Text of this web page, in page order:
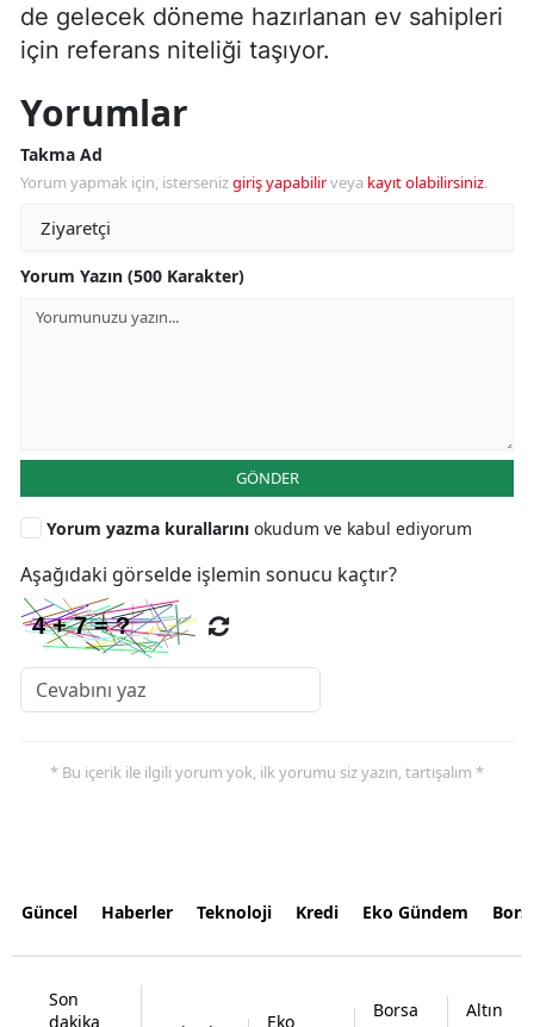
de gelecek döneme hazırlanan ev sahipleri
için referans niteliği taşıyor.
Yorumlar
Takma Ad
Yorum yapmak için, istersenizgiriş yapabilirveya kayıt olabilirsiniz.
Yorum Yazın (500 Karakter)
GÖNDER
Yorum yazma kurallarını okudum ve kabul ediyorum
Aşağıdaki görselde işlemin sonucu kaçtır?
* Bu içerik ile ilgili yorum yok, ilk yorumu siz yazın, tartışalım *
Güncel Haberler Teknoloji Kredi Eko Gündem
Son
dakika
Eko
Borsa
Altın